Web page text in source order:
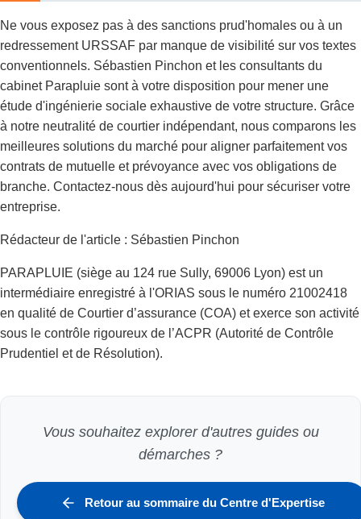
Ne vous exposez pas à des sanctions prud'homales ou à un
redressement URSSAF par manque de visibilité sur vos textes
conventionnels. Sébastien Pinchon et les consultants du
cabinet Parapluie sont à votre disposition pour mener une
étude d'ingénierie sociale exhaustive de votre structure. Grâce
à notre neutralité de courtier indépendant, nous comparons les
meilleures solutions du marché pour aligner parfaitement vos
contrats de mutuelle et prévoyance avec vos obligations de
branche. Contactez-nous dès aujourd'hui pour sécuriser votre
entreprise.
Rédacteur de l'article : Sébastien Pinchon
PARAPLUIE (siège au 124 rue Sully, 69006 Lyon) est un
intermédiaire enregistré à l'ORIAS sous le numéro 21002418
en qualité de Courtier d’assurance (COA) et exerce son activité
sous le contrôle rigoureux de l’ACPR (Autorité de Contrôle
Prudentiel et de Résolution).
Vous souhaitez explorer d'autres guides ou
démarches ?
Retour au sommaire du Centre d'Expertise